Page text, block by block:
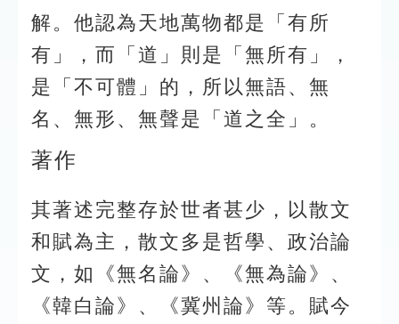
解。他認為天地萬物都是「有所
有」，而「道」則是「無所有」，
是「不可體」的，所以無語、無
名、無形、無聲是「道之全」。
著作
其著述完整存於世者甚少，以散文
和賦為主，散文多是哲學、政治論
文，如《無名論》、《無為論》、
《韓白論》、《冀州論》等。賦今